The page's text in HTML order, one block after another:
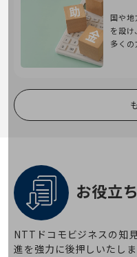
小売・卸売業
地域産業
NTTドコモビジネス
オンラインショップ
モバイル・ICTサービスをオンライ
法人向けモバイルトップ
はじめての方へ
国や
を設け
多く
お役立
NTTドコモビジネスの知
進を強力に後押しいたし